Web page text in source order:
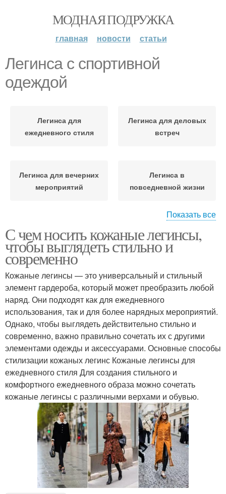
МОДНАЯ ПОДРУЖКА
главная новости статьи
Легинса с спортивной
одеждой
Легинса для
ежедневного стиля
Легинса для деловых
встреч
Легинса для вечерних
мероприятий
Легинса в
повседневной жизни
мероприятие
романтическом стиле
Легинса для
повседневного образа
Легинса в офис
Легинса с верхней
одеждой
Легинса в холодное
время
Показать все
С чем носить кожаные легинсы,
чтобы выглядеть стильно и
современно
Кожаные легинсы — это универсальный и стильный
элемент гардероба, который может преобразить любой
наряд. Они подходят как для ежедневного
использования, так и для более нарядных мероприятий.
Однако, чтобы выглядеть действительно стильно и
современно, важно правильно сочетать их с другими
элементами одежды и аксессуарами. Основные способы
стилизации кожаных легинс Кожаные легинсы для
ежедневного стиля Для создания стильного и
комфортного ежедневного образа можно сочетать
кожаные легинсы с различными верхами и обувью.